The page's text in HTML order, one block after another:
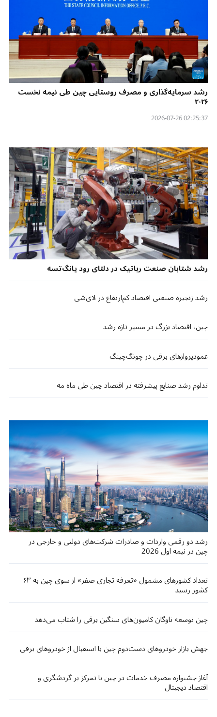
رشد سرمایه‌گذاری و مصرف روستایی چین طی نیمه نخست
۲۰۲۶
02:25:37 2026-07-26
رشد شتابان صنعت رباتیک در دلتای رود یانگ‌تسه
رشد زنجیره صنعتی اقتصاد کم‌ارتفاع در لای‌شی
چین، اقتصاد بزرگ در مسیر تازه رشد
عمودپروازهای برقی در چونگ‌چینگ
تداوم رشد صنایع پیشرفته در اقتصاد چین طی ماه مه
رشد دو رقمی واردات و صادرات شرکت‌های دولتی و خارجی در
چین در نیمه اول 2026
تعداد کشورهای مشمول «تعرفه تجاری صفر» از سوی چین به ۶۳
کشور رسید
چین توسعه ناوگان کامیون‌های سنگین برقی را شتاب می‌دهد
جهش بازار خودروهای دست‌دوم چین با استقبال از خودروهای برقی
آغاز جشنواره مصرف خدمات در چین با تمرکز بر گردشگری و
اقتصاد دیجیتال